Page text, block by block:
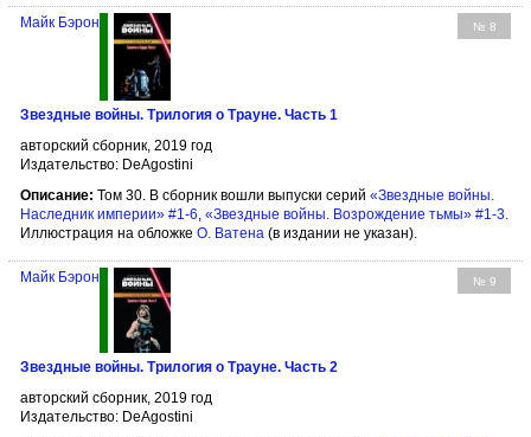
№ 8
Майк Бэрон
Звездные войны. Трилогия о Трауне. Часть 1
авторский сборник, 2019 год
Издательство: DeAgostini
Описание: Том 30. В сборник вошли выпуски серий «Звездные войны.
Наследник империи» #1-6 «Звездные войны. Возрождение тьмы» #1-3.
Иллюстрация на обложке О. Ватена (в издании не указан).
№ 9
Майк Бэрон
Звездные войны. Трилогия о Трауне. Часть 2
авторский сборник, 2019 год
Издательство: DeAgostini